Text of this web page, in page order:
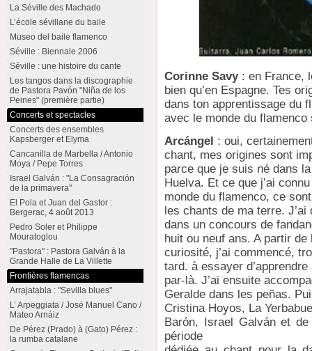
Corinne Savy: en France,
bien qu’en Espagne. Tes
dans ton apprentissage du
avec le monde du flamenco
Arcángel : oui,
chant, mes origines sont
parce que je suis né dans
Huelva. Et ce que j’ai connu
monde du flamenco, ce
les chants de ma terre. J’ai
dans un concours de
huit ou neuf ans. A partir
curiosité, j’ai commencé,
tard. à essayer
par-là. J’ai ensuite
Geralde dans les peñas.
Cristina Hoyos, La
Barón, Israel Galván et
période
La Séville des Machado
L’école sévillane du baile
Museo del baile flamenco
Séville : Biennale 2006
Séville : une histoire du cante
Les tangos dans la discographie
de Pastora Pavón "Niña de los
Peines" (première partie)
Concerts et spectacles
Concerts des ensembles
Kapsberger et Elyma
Cancanilla de Marbella / Antonio
Moya / Pepe Torres
Israel Galván : "La Consagración
de la primavera"
El Pola et Juan del Gastor :
Bergerac, 4 août 2013
Pedro Soler et Philippe
Mouratoglou
"Pastora" : Pastora Galván à la
Grande Halle de La Villette
Frontières flamencas
Arrajatabla : "Sevilla blues"
L’ Arpeggiata / José Manuel Cano /
Mateo Arnáiz
De Pérez (Prado) à (Gato) Pérez :
la rumba catalane